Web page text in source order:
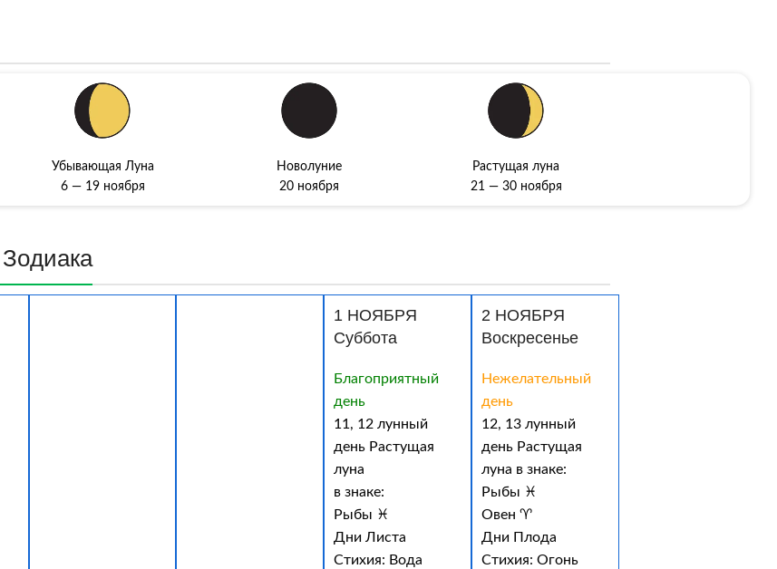
Убывающая Луна
6 — 19 ноября
Новолуние
20 ноября
Растущая луна
21 — 30 ноября
1 НОЯБРЯ
Суббота
Благоприятный
день
11, 12 лунный
день Растущая
луна
в знаке:
Рыбы ♓
Дни Листа
Стихия: Вода
2 НОЯБРЯ
Воскресенье
Нежелательный
день
12, 13 лунный
день Растущая
луна в знаке:
Рыбы ♓
Овен ♈
Дни Плода
Стихия: Огонь